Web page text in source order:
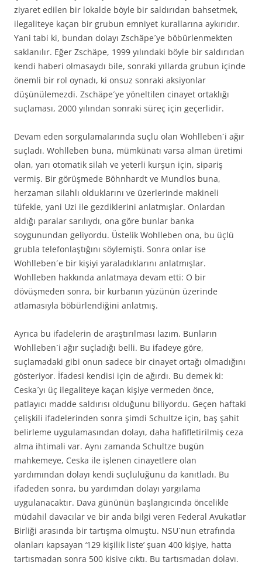
ziyaret edilen bir lokalde böyle bir saldırıdan bahsetmek,
ilegaliteye kaçan bir grubun emniyet kurallarına aykırıdır.
Yani tabi ki, bundan dolayı Zschäpe´ye böbürlenmekten
saklanılır. Eğer Zschäpe, 1999 yılındaki böyle bir saldırıdan
kendi haberi olmasaydı bile, sonraki yıllarda grubun içinde
önemli bir rol oynadı, ki onsuz sonraki aksiyonlar
düşünülemezdi. Zschäpe´ye yöneltilen cinayet ortaklığı
suçlaması, 2000 yılından sonraki süreç için geçerlidir.
Devam eden sorgulamalarında suçlu olan Wohlleben´i ağır
suçladı. Wohlleben buna, mümkünatı varsa alman üretimi
olan, yarı otomatik silah ve yeterli kurşun için, sipariş
vermiş. Bir görüşmede Böhnhardt ve Mundlos buna,
herzaman silahlı olduklarını ve üzerlerinde makineli
tüfekle, yani Uzi ile gezdiklerini anlatmışlar. Onlardan
aldığı paralar sarılıydı, ona göre bunlar banka
soygunundan geliyordu. Üstelik Wohlleben ona, bu üçlü
grubla telefonlaştığını söylemişti. Sonra onlar ise
Wohlleben´e bir kişiyi yaraladıklarını anlatmışlar.
Wohlleben hakkında anlatmaya devam etti: O bir
dövüşmeden sonra, bir kurbanın yüzünün üzerinde
atlamasıyla böbürlendiğini anlatmış.
Ayrıca bu ifadelerin de araştırılması lazım. Bunların
Wohlleben´i ağır suçladığı belli. Bu ifadeye göre,
suçlamadaki gibi onun sadece bir cinayet ortağı olmadığını
gösteriyor. İfadesi kendisi için de ağırdı. Bu demek ki:
Ceska´yı üç ilegaliteye kaçan kişiye vermeden önce,
patlayıcı madde saldırısı olduğunu biliyordu. Geçen haftaki
çelişkili ifadelerinden sonra şimdi Schultze için, baş şahit
belirleme uygulamasından dolayı, daha hafifletirilmiş ceza
alma ihtimali var. Aynı zamanda Schultze bugün
mahkemeye, Ceska ile işlenen cinayetlere olan
yardımından dolayı kendi suçluluğunu da kanıtladı. Bu
ifadeden sonra, bu yardımdan dolayı yargılama
uygulanacaktır. Dava gününün başlangıcında öncelikle
müdahil davacılar ve bir anda bilgi veren Federal Avukatlar
Birliği arasında bir tartışma olmuştu. NSU´nun etrafında
olanları kapsayan ‘129 kişilik liste’ şuan 400 kişiye, hatta
tartışmadan sonra 500 kişiye çıktı. Bu tartışmadan dolayı,